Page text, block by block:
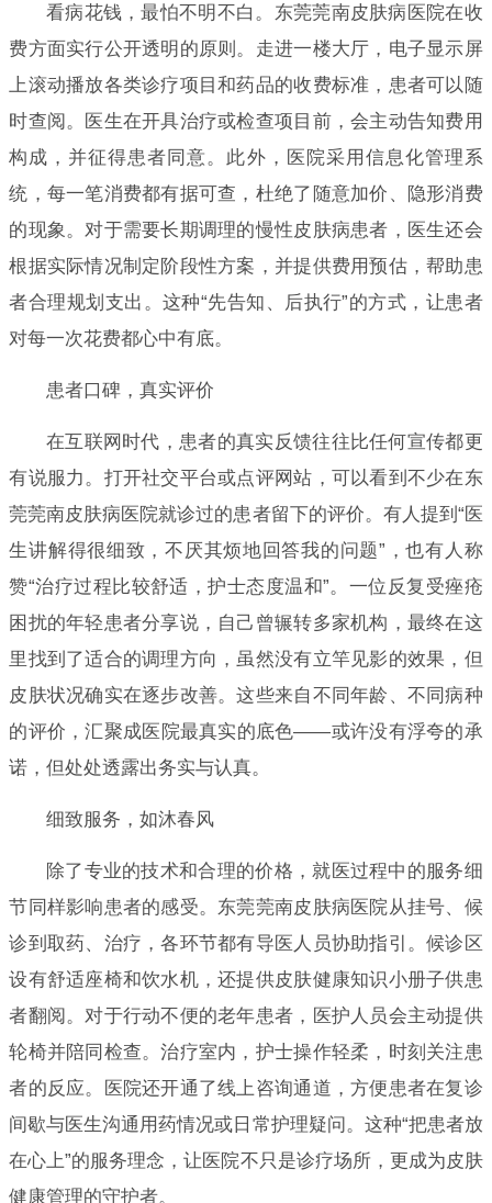
看病花钱，最怕不明不白。东莞莞南皮肤病医院在收
费方面实行公开透明的原则。走进一楼大厅，电子显示屏
上滚动播放各类诊疗项目和药品的收费标准，患者可以随
时查阅。医生在开具治疗或检查项目前，会主动告知费用
构成，并征得患者同意。此外，医院采用信息化管理系
统，每一笔消费都有据可查，杜绝了随意加价、隐形消费
的现象。对于需要长期调理的慢性皮肤病患者，医生还会
根据实际情况制定阶段性方案，并提供费用预估，帮助患
者合理规划支出。这种“先告知、后执行”的方式，让患者
对每一次花费都心中有底。
患者口碑，真实评价
在互联网时代，患者的真实反馈往往比任何宣传都更
有说服力。打开社交平台或点评网站，可以看到不少在东
莞莞南皮肤病医院就诊过的患者留下的评价。有人提到“医
生讲解得很细致，不厌其烦地回答我的问题”，也有人称
赞“治疗过程比较舒适，护士态度温和”。一位反复受痤疮
困扰的年轻患者分享说，自己曾辗转多家机构，最终在这
里找到了适合的调理方向，虽然没有立竿见影的效果，但
皮肤状况确实在逐步改善。这些来自不同年龄、不同病种
的评价，汇聚成医院最真实的底色——或许没有浮夸的承
诺，但处处透露出务实与认真。
细致服务，如沐春风
除了专业的技术和合理的价格，就医过程中的服务细
节同样影响患者的感受。东莞莞南皮肤病医院从挂号、候
诊到取药、治疗，各环节都有导医人员协助指引。候诊区
设有舒适座椅和饮水机，还提供皮肤健康知识小册子供患
者翻阅。对于行动不便的老年患者，医护人员会主动提供
轮椅并陪同检查。治疗室内，护士操作轻柔，时刻关注患
者的反应。医院还开通了线上咨询通道，方便患者在复诊
间歇与医生沟通用药情况或日常护理疑问。这种“把患者放
在心上”的服务理念，让医院不只是诊疗场所，更成为皮肤
健康管理的守护者。